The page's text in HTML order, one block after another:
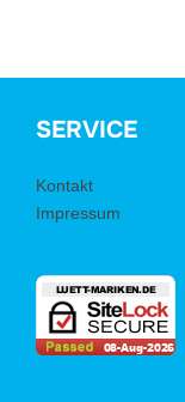
SERVICE
Kontakt
Impressum